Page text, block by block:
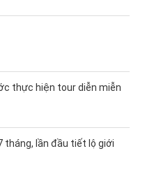
thực hiện tour diễn miễn
tháng, lần đầu tiết lộ giới